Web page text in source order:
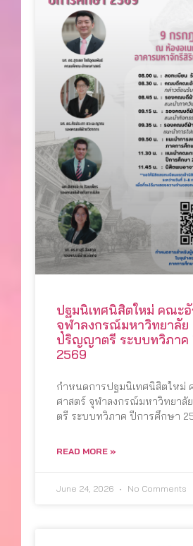
ปฐมนิเทศนิสิตใหม่ คณะ
จุฬาลงกรณ์มหาวิทยาลัย
ปริญญาตรี ระบบทวิภาค
2569
กำหนดการปฐมนิเทศนิสิตใหม่
ศาสตร์ จุฬาลงกรณ์มหาวิทยา
ตรี ระบบทวิภาค ปีการศึกษา
READ MORE »
June 24, 2026 No Comments